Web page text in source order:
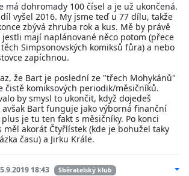
má dohromady 100 čísel a je už ukončená.
vyšel 2016. My jsme teď u 77 dílu, takže
zbývá zhruba rok a kus. Mě by právě
mají naplánované něco potom (přece
Simpsonovských komiksů fůra) a nebo
zapíchnou.
že Bart je poslední ze "třech Mohykánů"
čistě komiksových periodik/měsičníků.
by smysl to ukončit, když dojedeš
Bart funguje jako výborná finanční
je tu ten fakt s měsičníky. Po konci
měl akorát Čtyřlístek (kde je bohužel taky
času) a Jirku Krále.
18:43 Sběratelský klub